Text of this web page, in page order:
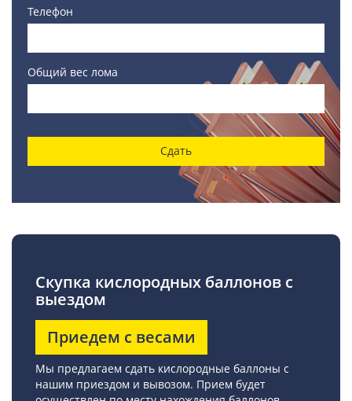
Телефон
Общий вес лома
Сдать
Скупка кислородных баллонов с
выездом
Приедем с весами
Мы предлагаем сдать кислородные баллоны с
нашим приездом и вывозом. Прием будет